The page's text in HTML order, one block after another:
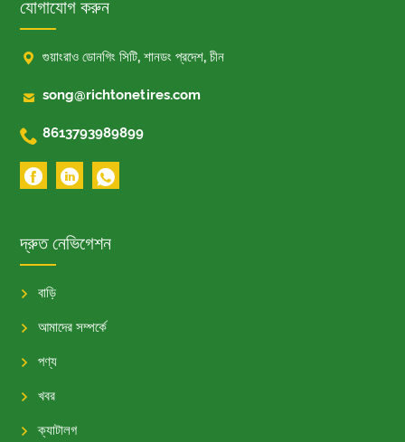
যোগাযোগ করুন
 গুয়াংরাও ডোনগিং সিটি, শানডং প্রদেশ, চীন
 song@richtonetires.com
 8613793989899
দ্রুত নেভিগেশন
বাড়ি
আমাদের সম্পর্কে
পণ্য
খবর
ক্যাটালগ